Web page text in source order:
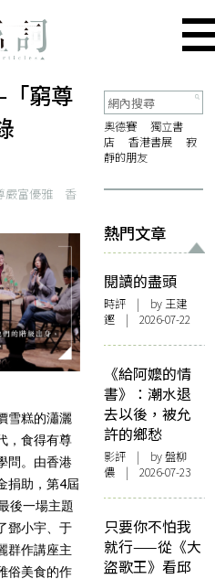
窮尊
嚴富優雅
香
雪糕的瀟灑
，食得有尊
。 由香港
捐助，第4屆
後一場主題
鄧小宇、于
群作講座主
俗美食的作
奧德賽
獨立書
店
香港書展
寂
靜的朋友
熱門文章
閱讀的盡頭
時評 | by 王建
鏗 | 2026-07-22
《給阿嬤的情
書》：潮水退
去以後，被允
許的鄉愁
影評 | by 盤柳
儂 | 2026-07-23
只要你不怕我
就行——從《大
盜歌王》看邱